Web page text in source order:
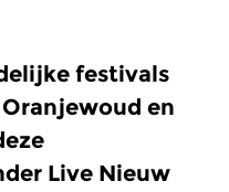
festivals
en
Live Nieuw